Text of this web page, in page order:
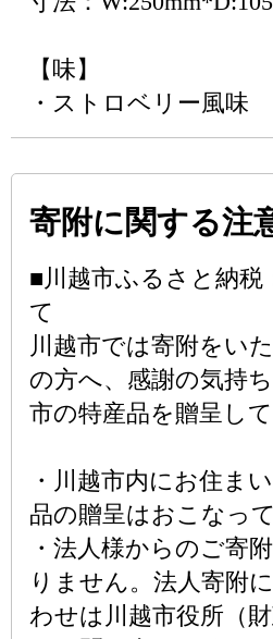
【味】
・ストロベリー風味
寄附に関する注
■川越市ふるさと納税
て
川越市では寄附をい
の方へ、感謝の気持
市の特産品を贈呈して
・川越市内にお住ま
品の贈呈はおこなっ
・法人様からのご寄
りません。法人寄附
わせは川越市役所（